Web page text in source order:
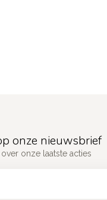
onze nieuwsbrief
onze laatste acties